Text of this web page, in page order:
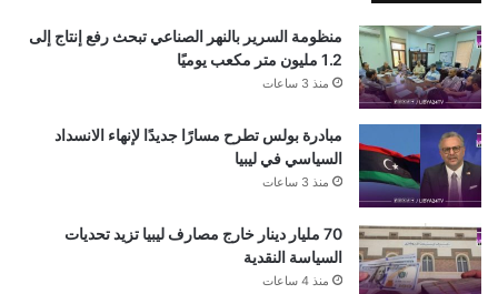
منظومة السرير بالنهر الصناعي تبحث رفع إنتاج إلى
1.2 مليون متر مكعب يوميًا
منذ 3 ساعات
مبادرة بولس تطرح مسارًا جديدًا لإنهاء الانسداد
السياسي في ليبيا
منذ 3 ساعات
70 مليار دينار خارج مصارف ليبيا تزيد تحديات
السياسة النقدية
منذ 4 ساعات